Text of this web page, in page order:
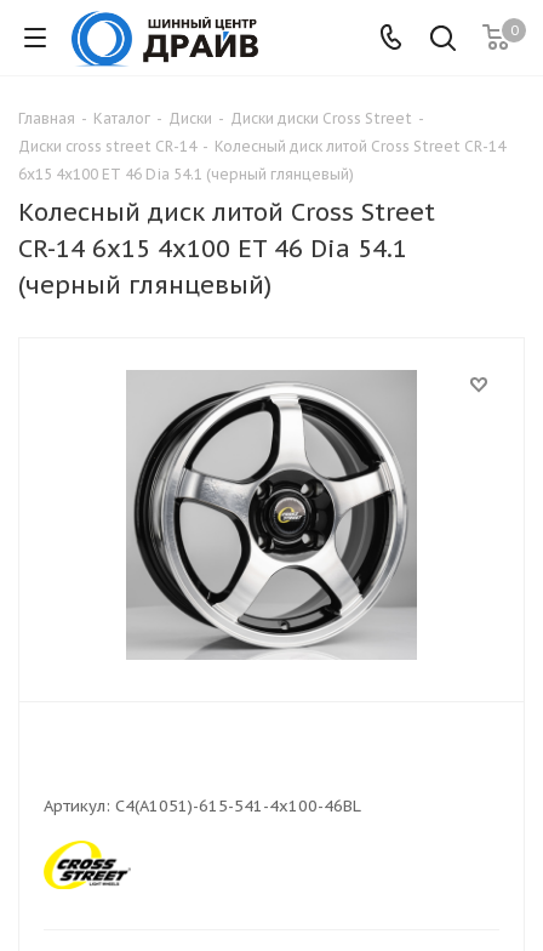
0
Главная - Каталог - Диски - Диски диски Cross Street -
Диски cross street СR-14 - Колесный диск литой Cross Street СR-14
6x15 4x100 ET 46 Dia 54.1 (черный глянцевый)
Колесный диск литой Cross Street
СR-14 6x15 4x100 ET 46 Dia 54.1
(черный глянцевый)
Артикул: C4(A1051)-615-541-4x100-46BL